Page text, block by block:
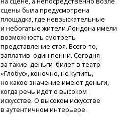
сцены была предусмотрена
площадка, где невзыскательные
и небогатые жители Лондона имели
возможность смотреть
представление стоя.Всего-то,
заплатив один пенни. Сегодня
за такие деньги билет в театр
«Глобус», конечно, не купить,
но какое значение имеют деньги,
когда речь идёт о высоком
искусстве. О высоком искусстве
в аутентичном интерьере.